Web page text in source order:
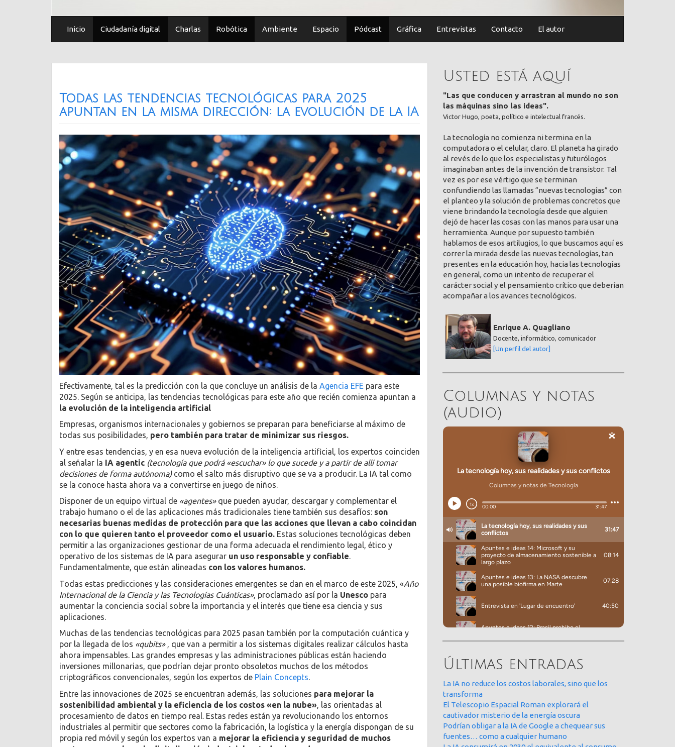
Inicio Ciudadanía digital Charlas Robótica Ambiente Espacio Pódcast Gráfica Entrevistas Contacto El autor
Todas las tendencias tecnológicas para 2025
apuntan en la misma dirección: la evolución de la IA
Efectivamente, tal es la predicción con la que concluye un análisis de la Agencia EFE para este
2025. Según se anticipa, las tendencias tecnológicas para este año que recién comienza apuntan a
la evolución de la inteligencia artificial
Empresas, organismos internacionales y gobiernos se preparan para beneficiarse al máximo de
todas sus posibilidades, pero también para tratar de minimizar sus riesgos.
Y entre esas tendencias, y en esa nueva evolución de la inteligencia artificial, los expertos coinciden
al señalar la IA agentic (tecnología que podrá «escuchar» lo que sucede y a partir de allí tomar
decisiones de forma autónoma)como el salto más disruptivo que se va a producir. La IA tal como
se la conoce hasta ahora va a convertirse en juego de niños.
Disponer de un equipo virtual de «agentes»que pueden ayudar, descargar y complementar el
trabajo humano o el de las aplicaciones más tradicionales tiene también sus desafíos: son
necesarias buenas medidas de protección para que las acciones que llevan a cabo coincidan
con lo que quieren tanto el proveedor como el usuario. Estas soluciones tecnológicas deben
permitir a las organizaciones gestionar de una forma adecuada el rendimiento legal, ético y
operativo de los sistemas de IA para asegurar un uso responsable y confiable.
Fundamentalmente, que están alineadas con los valores humanos.
Todas estas predicciones y las consideraciones emergentes se dan en el marco de este 2025, «Año
Internacional de la Ciencia y las Tecnologías Cuánticas», proclamado así por la Unesco para
aumentar la conciencia social sobre la importancia y el interés que tiene esa ciencia y sus
aplicaciones.
Muchas de las tendencias tecnológicas para 2025 pasan también por la computación cuántica y
por la llegada de los «qubits», que van a permitir a los sistemas digitales realizar cálculos hasta
ahora impensables. Las grandes empresas y las administraciones públicas están haciendo
inversiones millonarias, que podrían dejar pronto obsoletos muchos de los métodos
criptográficos convencionales, según los expertos de Plain Concepts.
Entre las innovaciones de 2025 se encuentran además, las soluciones para mejorar la
sostenibilidad ambiental y la eficiencia de los costos «en la nube» , las orientadas al
procesamiento de datos en tiempo real. Estas redes están ya revolucionando los entornos
industriales al permitir que sectores como la fabricación, la logística y la energía dispongan de su
propia red móvil y según los expertos van a mejorar la eficiencia y seguridad de muchos
Usted está aquí
"Las que conducen y arrastran al mundo no son
las máquinas sino las ideas".
Victor Hugo, poeta, político e intelectual francés.
La tecnología no comienza ni termina en la
computadora o el celular, claro. El planeta ha girado
al revés de lo que los especialistas y futurólogos
imaginaban antes de la invención de transistor. Tal
vez es por ese vértigo que se terminan
confundiendo las llamadas “nuevas tecnologías” con
el planteo y la solución de problemas concretos que
viene brindando la tecnología desde que alguien
dejó de hacer las cosas con las manos para usar una
herramienta. Aunque por supuesto también
hablamos de esos artilugios, lo que buscamos aquí es
correr la mirada desde las nuevas tecnologías, tan
presentes en la educación hoy, hacia las tecnologías
en general, como un intento de recuperar el
carácter social y el pensamiento crítico que deberían
acompañar a los avances tecnológicos.
Enrique A. Quagliano
Docente, informático, comunicador
[Un perfil del autor]
Columnas y notas
(audio)
Últimas entradas
La IA no reduce los costos laborales, sino que los
transforma
El Telescopio Espacial Roman explorará el
cautivador misterio de la energía oscura
Podrían obligar a la IA de Google a chequear sus
fuentes… como a cualquier humano